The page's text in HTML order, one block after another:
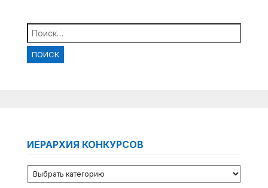
Найти:
ИЕРАРХИЯ КОНКУРСОВ